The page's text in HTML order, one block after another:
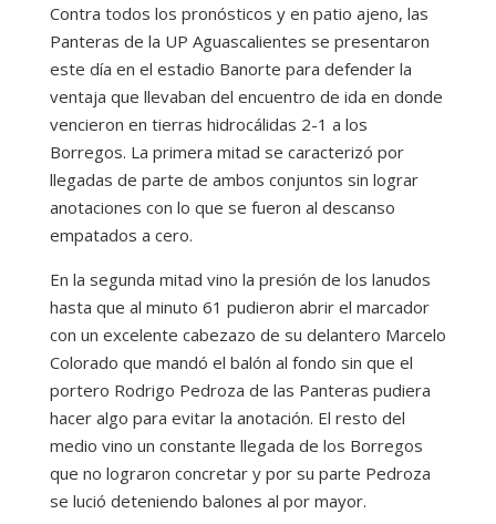
Contra todos los pronósticos y en patio ajeno, las
Panteras de la UP Aguascalientes se presentaron
este día en el estadio Banorte para defender la
ventaja que llevaban del encuentro de ida en donde
vencieron en tierras hidrocálidas 2-1 a los
Borregos. La primera mitad se caracterizó por
llegadas de parte de ambos conjuntos sin lograr
anotaciones con lo que se fueron al descanso
empatados a cero.
En la segunda mitad vino la presión de los lanudos
hasta que al minuto 61 pudieron abrir el marcador
con un excelente cabezazo de su delantero Marcelo
Colorado que mandó el balón al fondo sin que el
portero Rodrigo Pedroza de las Panteras pudiera
hacer algo para evitar la anotación. El resto del
medio vino un constante llegada de los Borregos
que no lograron concretar y por su parte Pedroza
se lució deteniendo balones al por mayor.